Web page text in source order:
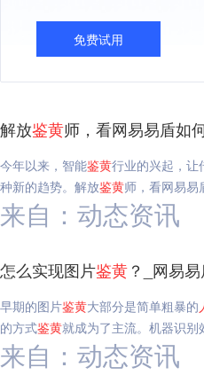
免费试用
解放鉴黄师，看网易易盾如
今年以来，智能鉴黄行业的兴起，让
种新的趋势。解放鉴黄师，看网易易
来自：动态资讯
怎么实现图片鉴黄？_网易
早期的图片鉴黄大部分是简单粗暴的
的方式鉴黄就成为了主流。机器识别
来自：动态资讯